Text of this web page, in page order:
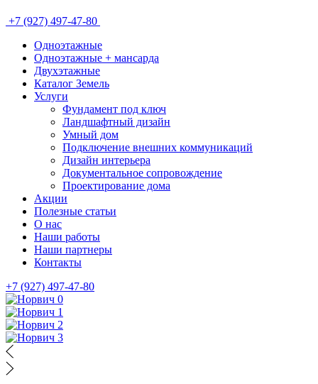
+7 (927) 497-47-80
Одноэтажные
Одноэтажные + мансарда
Двухэтажные
Каталог Земель
Услуги
Фундамент под ключ
Ландшафтный дизайн
Умный дом
Подключение внешних коммуникаций
Дизайн интерьера
Документальное сопровождение
Проектирование дома
Акции
Полезные статьи
О нас
Наши работы
Наши партнеры
Контакты
+7 (927) 497-47-80